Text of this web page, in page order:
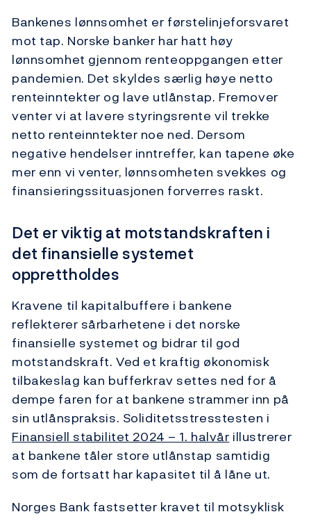
Bankenes lønnsomhet er førstelinjeforsvaret
mot tap. Norske banker har hatt høy
lønnsomhet gjennom renteoppgangen etter
pandemien. Det skyldes særlig høye netto
renteinntekter og lave utlånstap. Fremover
venter vi at lavere styringsrente vil trekke
netto renteinntekter noe ned. Dersom
negative hendelser inntreffer, kan tapene øke
mer enn vi venter, lønnsomheten svekkes og
finansieringssituasjonen forverres raskt.
Det er viktig at motstandskraften i
det finansielle systemet
opprettholdes
Kravene til kapitalbuffere i bankene
reflekterer sårbarhetene i det norske
finansielle systemet og bidrar til god
motstandskraft. Ved et kraftig økonomisk
tilbakeslag kan bufferkrav settes ned for å
dempe faren for at bankene strammer inn på
sin utlånspraksis. Soliditetsstresstesten i
Finansiell stabilitet 2024 – 1. halvår illustrerer
at bankene tåler store utlånstap samtidig
som de fortsatt har kapasitet til å låne ut.
Norges Bank fastsetter kravet til motsyklisk